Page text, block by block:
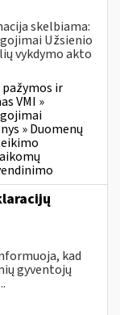
skelbiama:
Užsienio
vykdymo akto
ir
VMI »
» Duomenų
kad
gyventojų